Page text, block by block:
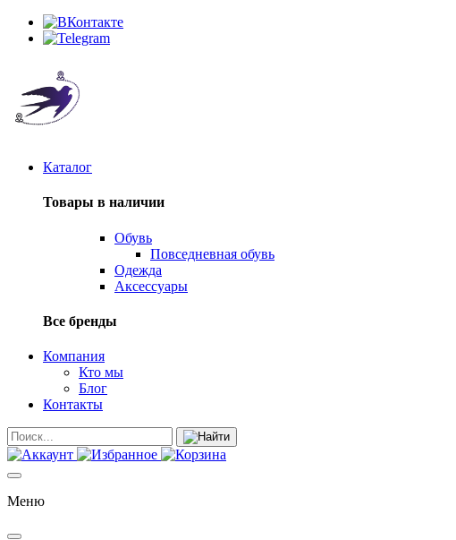
Каталог
Товары в наличии
Обувь
Повседневная обувь
Одежда
Аксессуары
Все бренды
Компания
Кто мы
Блог
Контакты
Меню